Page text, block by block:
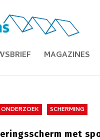
MAGAZINES
ONDERZOEK SCHERMING
met